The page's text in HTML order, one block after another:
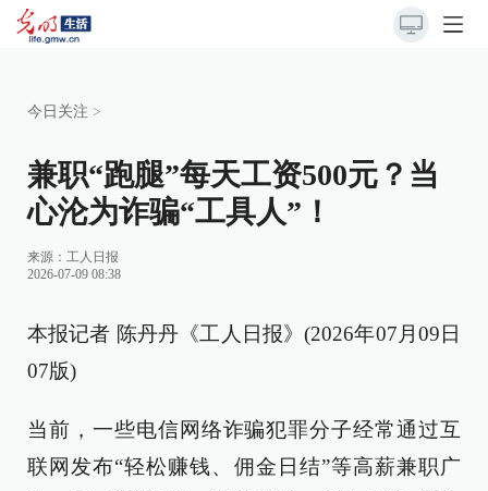
今日关注 >
兼职“跑腿”每天工资500元？当
心沦为诈骗“工具人”！
来源： 工人日报
2026-07-09 08:38
本报记者 陈丹丹《工人日报》(2026年07月09日
07版)
当前，一些电信网络诈骗犯罪分子经常通过互
联网发布“轻松赚钱、佣金日结”等高薪兼职广